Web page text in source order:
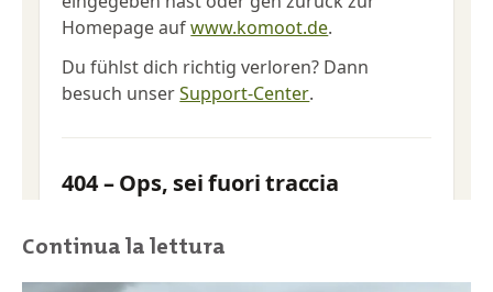
Continua la lettura